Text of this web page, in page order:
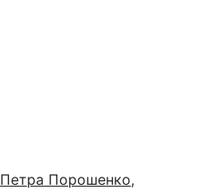
Петра Порошенко,